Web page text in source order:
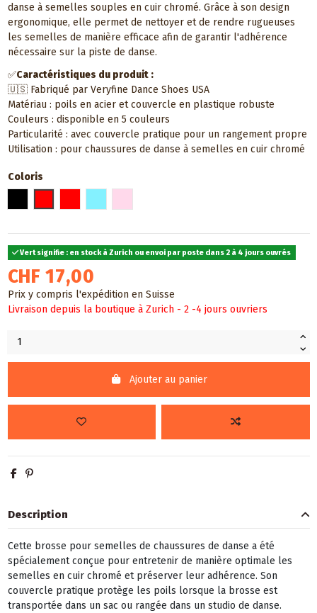
danse à semelles souples en cuir chromé. Grâce à son design
ergonomique, elle permet de nettoyer et de rendre rugueuses
les semelles de manière efficace afin de garantir l'adhérence
nécessaire sur la piste de danse.
✅Caractéristiques du produit :
🇺🇸 Fabriqué par Veryfine Dance Shoes USA
Matériau : poils en acier et couvercle en plastique robuste
Couleurs : disponible en 5 couleurs
Particularité : avec couvercle pratique pour un rangement propre
Utilisation : pour chaussures de danse à semelles en cuir chromé
Coloris
Vert signifie : en stock à Zurich ou envoi par poste dans 2 à 4 jours ouvrés
CHF 17,00
Prix y compris l'expédition en Suisse
Livraison depuis la boutique à Zurich - 2 -4 jours ouvriers
Ajouter au panier
Description
Cette brosse pour semelles de chaussures de danse a été
spécialement conçue pour entretenir de manière optimale les
semelles en cuir chromé et préserver leur adhérence. Son
couvercle pratique protège les poils lorsque la brosse est
transportée dans un sac ou rangée dans un studio de danse.